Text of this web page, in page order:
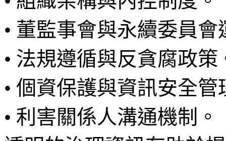
• 董監事會與永續委員
• 法規遵循與反貪腐政策
• 個資保護與資訊安全管
• 利害關係人溝通機制。